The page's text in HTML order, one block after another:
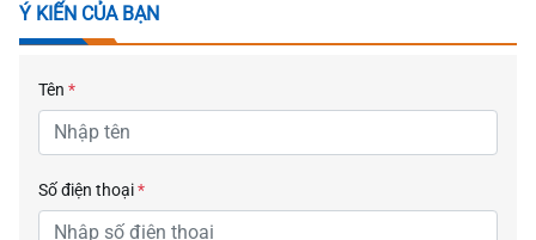
Ý KIẾN CỦA BẠN
Tên *
Số điện thoại*